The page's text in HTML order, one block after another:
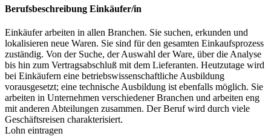
Berufsbeschreibung Einkäufer/in
Einkäufer arbeiten in allen Branchen. Sie suchen, erkunden und
lokalisieren neue Waren. Sie sind für den gesamten Einkaufsprozess
zuständig. Von der Suche, der Auswahl der Ware, über die Analyse
bis hin zum Vertragsabschluß mit dem Lieferanten. Heutzutage wird
bei Einkäufern eine betriebswissenschaftliche Ausbildung
vorausgesetzt; eine technische Ausbildung ist ebenfalls möglich. Sie
arbeiten in Unternehmen verschiedener Branchen und arbeiten eng
mit anderen Abteilungen zusammen. Der Beruf wird durch viele
Geschäftsreisen charakterisiert.
Lohn eintragen